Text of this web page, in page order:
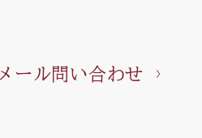
メール問い合わせ